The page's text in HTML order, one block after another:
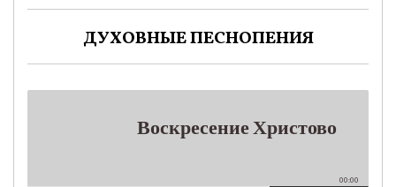
ДУХОВНЫЕ ПЕСНОПЕНИЯ
Воскресение Христово
00:00